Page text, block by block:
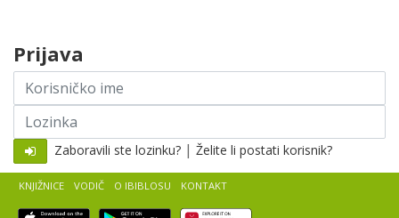
KNJIŽNICE VODIČ O IBIBLOSU KONTAKT
Prijava
Korisničko
ime
Lozinka
Zaboravili ste lozinku? | Želite li postati korisnik?